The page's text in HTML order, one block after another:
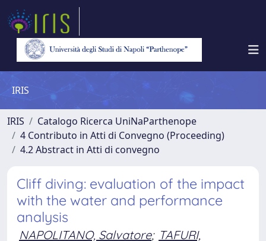
IRIS
IRIS
Catalogo Ricerca UniNaParthenope
4 Contributo in Atti di Convegno (Proceeding)
4.2 Abstract in Atti di convegno
Cliff diving: evaluation of the impact
with the water and performance
analysis
NAPOLITANO, Salvatore; TAFURI,